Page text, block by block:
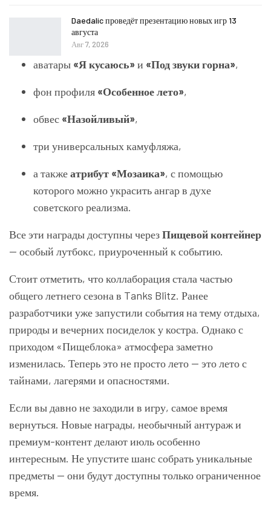
Daedalic проведёт презентацию новых игр 13
августа
Авг 7, 2026
аватары «Я кусаюсь»и «Под звуки горна»,
фон профиля «Особенное лето»,
обвес «Назойливый»,
три универсальных камуфляжа,
а такжеатрибут «Мозаика», с помощью
которого можно украсить ангар в духе
советского реализма.
Все эти награды доступны черезПищевой контейнер
— особый лутбокс, приуроченный к событию.
Стоит отметить, что коллаборация стала частью
общего летнего сезона в Tanks Blitz. Ранее
разработчики уже запустили события на тему отдыха,
природы и вечерних посиделок у костра. Однако с
приходом «Пищеблока» атмосфера заметно
изменилась. Теперь это не просто лето — это лето с
тайнами, лагерями и опасностями.
Если вы давно не заходили в игру, самое время
вернуться. Новые награды, необычный антураж и
премиум-контент делают июль особенно
интересным. Не упустите шанс собрать уникальные
предметы — они будут доступны только ограниченное
время.